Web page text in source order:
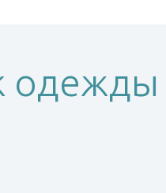
одежды